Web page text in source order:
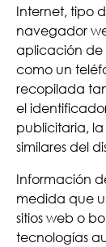
Internet, tipo
navegador
aplicación de
como un
recopilada
el
publicitaria,
similares del
Información
medida que
sitios web o
tecnologías